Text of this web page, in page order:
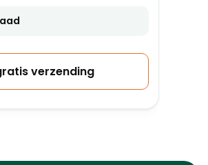
verzending